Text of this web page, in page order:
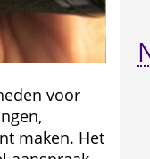
voor
maken. Het